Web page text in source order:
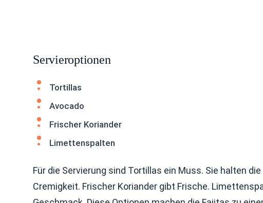
Servieroptionen
Tortillas
Avocado
Frischer Koriander
Limettenspalten
Für die Servierung sind Tortillas ein Muss. Sie halten
Cremigkeit. Frischer Koriander gibt Frische.